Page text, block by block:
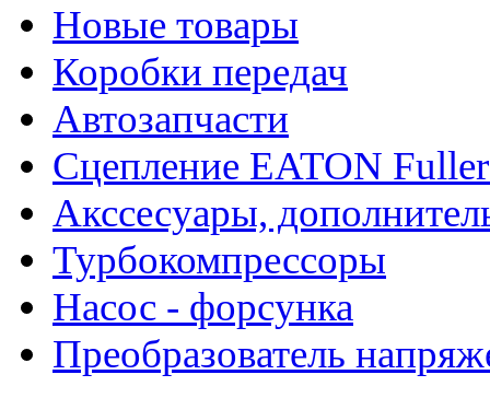
Новые товары
Коробки передач
Автозапчасти
Сцепление EATON
Акссесуары,
Турбокомпрессоры
Насос - форсунка
Преобразователь